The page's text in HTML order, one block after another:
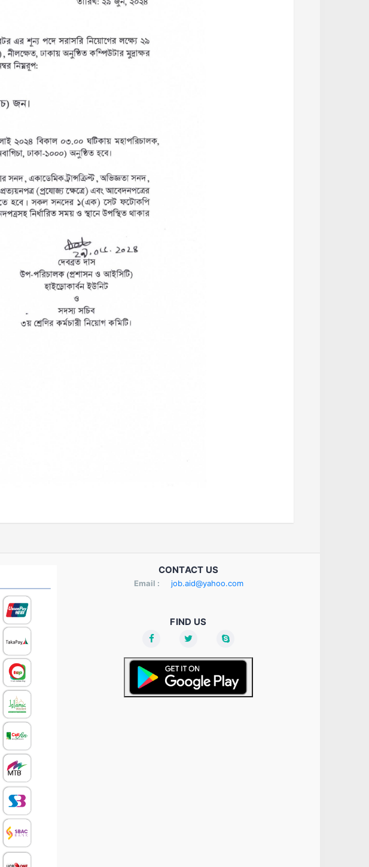
CONTACT US
Email : job.aid@yahoo.com
FIND US